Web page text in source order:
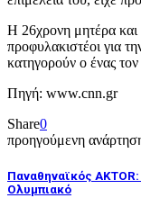
Η 26χρονη μητέρα και
προφυλακιστέοι για
κατηγορούν ο ένας
Πηγή: www.cnn.gr
Share0
προηγούμενη
Παναθηναϊκός AKTOR:
Ολυμπιακό